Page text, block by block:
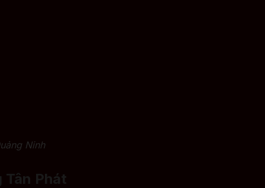
Ninh
Tân Phát